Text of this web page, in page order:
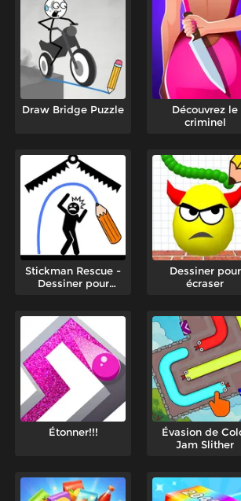
Draw Bridge Puzzle
Découvrez le
criminel
Stickman Rescue -
Dessiner pour
Dessiner pour
écraser
Étonner!!!
Évasion de
Jam Slither